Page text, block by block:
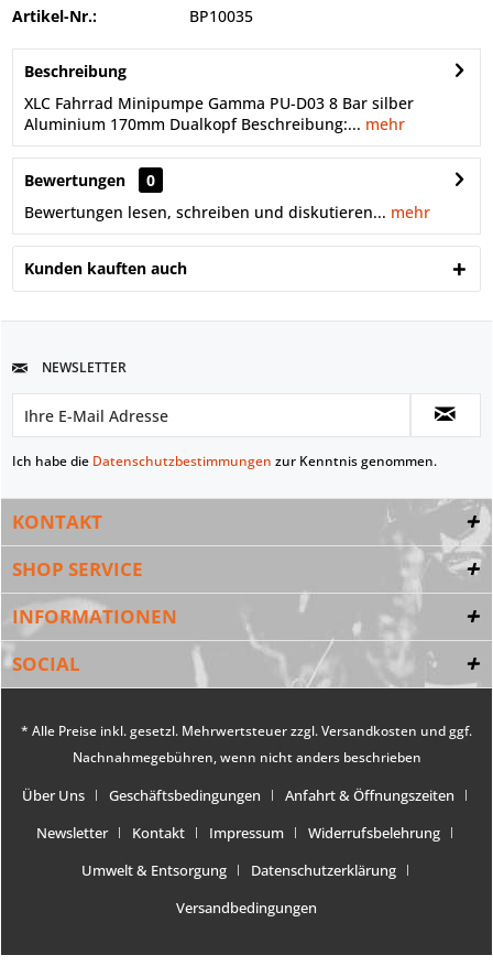
Artikel-Nr.: BP10035
Beschreibung
XLC Fahrrad Minipumpe Gamma PU-D03 8 Bar silber
Aluminium 170mm Dualkopf Beschreibung:... mehr
Bewertungen
0
Bewertungen lesen, schreiben und diskutieren... mehr
Kunden kauften auch
NEWSLETTER
Ich habe die Datenschutzbestimmungen zur Kenntnis genommen.
KONTAKT
SHOP SERVICE
INFORMATIONEN
SOCIAL
* Alle Preise inkl. gesetzl. Mehrwertsteuer zzgl.Versandkosten und ggf.
Nachnahmegebühren, wenn nicht anders beschrieben
Über Uns Geschäftsbedingungen
Anfahrt & Öffnungszeiten
Newsletter
Kontakt Impressum
Widerrufsbelehrung
Umwelt & Entsorgung
Datenschutzerklärung
Versandbedingungen